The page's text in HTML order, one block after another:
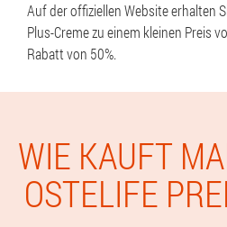
Auf der offiziellen Website erhalten
Plus-Creme zu einem kleinen Preis
Rabatt von 50%.
WIE KAUFT
STELIFE